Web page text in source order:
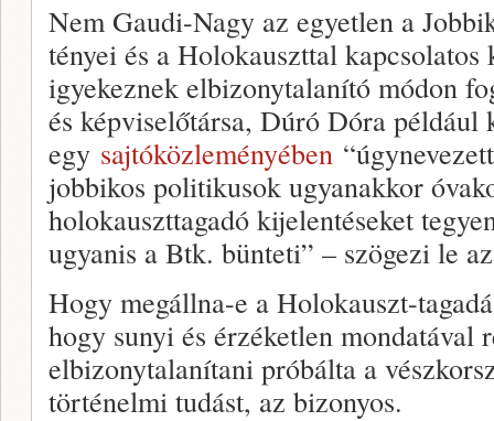
Nem Gaudi-Nagy az egyetlen a
tényei és a Holokauszttal kapcsolatos
igyekeznek elbizonytalanító módon
és képviselőtársa, Dúró Dóra például
egy sajtóközleményében
jobbikos politikusok ugyanakkor
holokauszttagadó kijelentéseket
ugyanis a Btk. bünteti” – szögezi le
Hogy megállna-e a Holokauszt-
hogy sunyi és érzéketlen mondatával
elbizonytalanítani próbálta a
történelmi tudást, az bizonyos.